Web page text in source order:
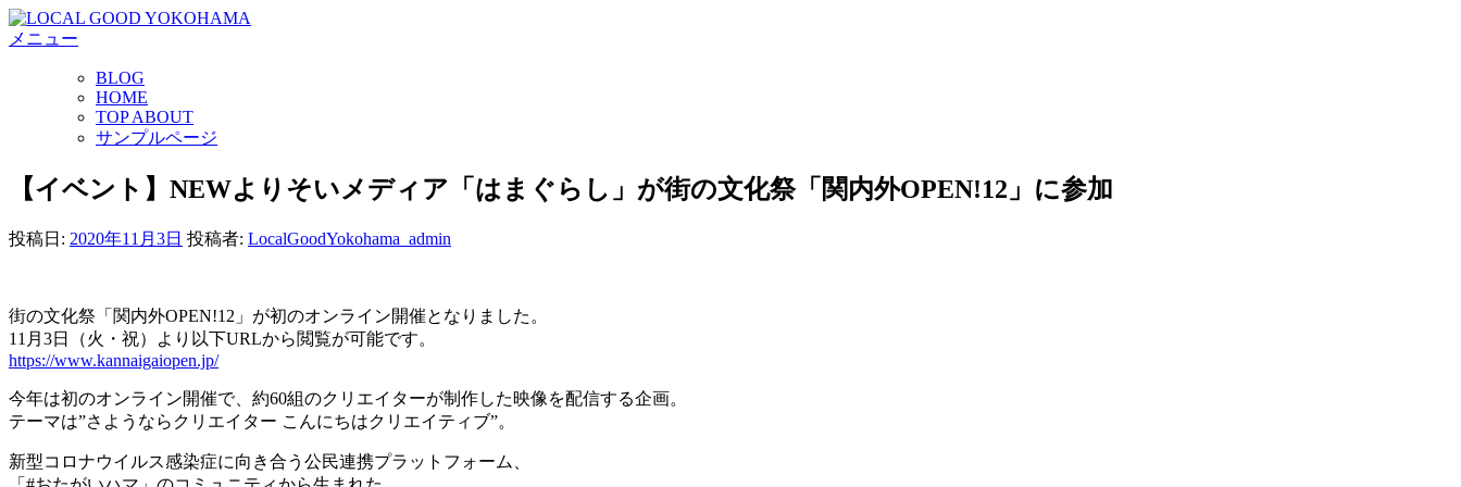
コ
ン
メニュー
BLOG
HOME
TOP ABOUT
サンプルページ
【イベント】NEWよりそいメディア「はまぐらし」が街の文化祭「関内外OPEN!12」に参加
投稿日: 2020年11月3日 投稿者: LocalGoodYokohama_admin
街の文化祭「関内外OPEN!12」が初のオンライン開催となりました。
11月3日（火・祝）より以下URLから閲覧が可能です。
https://www.kannaigaiopen.jp/
今年は初のオンライン開催で、約60組のクリエイターが制作した映像を配信する企画。
テーマは”さようならクリエイター こんにちはクリエイティブ”。
新型コロナウイルス感染症に向き合う公民連携プラットフォーム、